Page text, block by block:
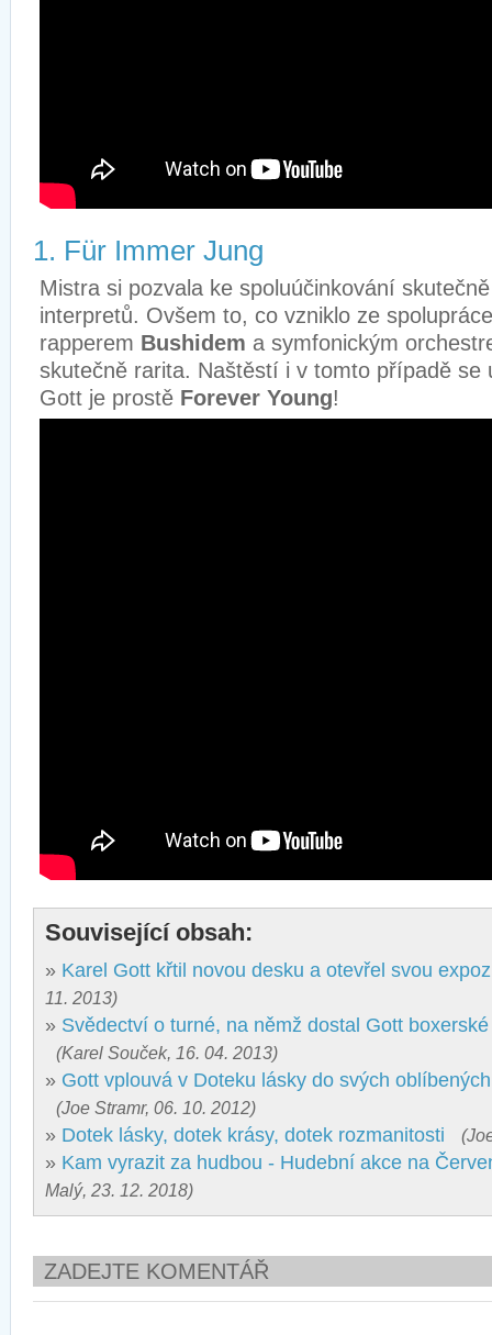
1. Für Immer Jung
Mistra si pozvala ke spoluúčinkování
interpretů. Ovšem to, co vzniklo ze
rapperem Bushidem a symfonickým
skutečně rarita. Naštěstí i v tomto případě se
Gott je prostě Forever Young!
Související obsah:
» Karel Gott křtil novou desku a otevřel svou
11. 2013)
» Svědectví o turné, na němž dostal Gott
(Karel Souček, 16. 04. 2013)
» Gott vplouvá v Doteku lásky do svých
(Joe Stramr, 06. 10. 2012)
» Dotek lásky, dotek krásy, dotek rozmanitosti
» Kam vyrazit za hudbou - Hudební akce na
Malý, 23. 12. 2018)
ZADEJTE KOMENTÁŘ